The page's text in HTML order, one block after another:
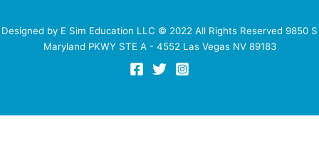
Designed by E Sim Education LLC © 2022 All Rights Reserved 9850 S
Maryland PKWY STE A - 4552 Las Vegas NV 89183